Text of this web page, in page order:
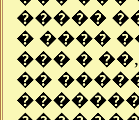
�����
� ����
��� �
��